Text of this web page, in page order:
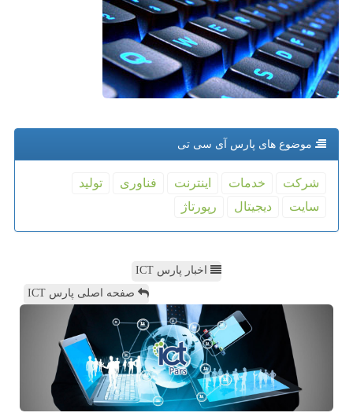
موضوع های پارس آی سی تی
شركت خدمات اینترنت فناوری
تولید
سایت
دیجیتال رپورتاژ
اخبار پارس ICT
صفحه اصلی پارس ICT